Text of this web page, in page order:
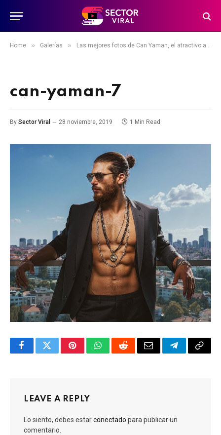
Home » Galerías » Las mejores fotos de Can Yaman, el atractivo actor y modelo turco
can-yaman-7
By Sector Viral 28 noviembre, 2019 1 Min Read
FacebookTwitterPinterestWhatsAppRedditEmail TelegramCopy
LEAVE A REPLY
Lo siento, debes estarconectado para publicar un
comentario.